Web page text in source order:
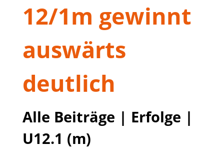
12/1m gewinnt
auswärts
deutlich
Alle Beiträge | Erfolge |
U12.1 (m)